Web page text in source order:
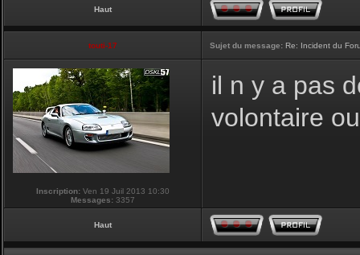
Haut
touti-17 Sujet du message: Re: Incident du
Inscription: Ven 19 Juil 2013 10:30
Messages: 3357
il n y a pas
volontaire
Haut